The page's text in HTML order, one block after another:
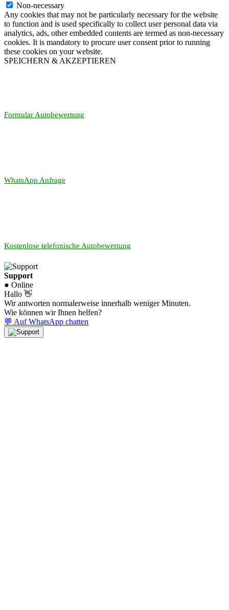
Non-necessary
Any cookies that may not be particularly necessary for the website
to function and is used specifically to collect user personal data via
analytics, ads, other embedded contents are termed as non-necessary
cookies. It is mandatory to procure user consent prior to running
these cookies on your website.
SPEICHERN & AKZEPTIEREN
Formular Autobewertung
WhatsApp Anfrage
Kostenlose telefonische Autobewertung
Support
● Online
Hallo 👋
Wir antworten normalerweise innerhalb weniger Minuten.
Wie können wir Ihnen helfen?
💬 Auf WhatsApp chatten